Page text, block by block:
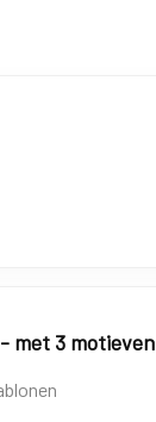
met 3 motieven